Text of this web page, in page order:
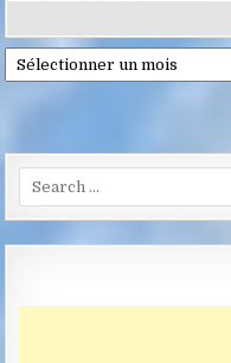
Archives
for: